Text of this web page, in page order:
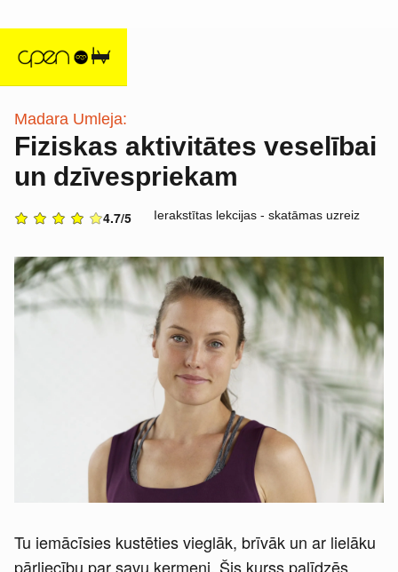
Madara Umleja:
Fiziskas aktivitātes veselībai
un dzīvespriekam
4.7/5 Ierakstītas lekcijas - skatāmas uzreiz
Tu iemācīsies kustēties vieglāk, brīvāk un ar lielāku
pārliecību par savu ķermeni. Šis kurss palīdzēs